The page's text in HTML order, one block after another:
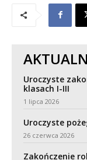
Uroczyste
klasach I-III
1 lipca 2026
Uroczyste
26 czerwca 2026
Zakończenie